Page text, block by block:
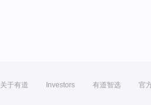
关于有道 Investors 有道智选 官